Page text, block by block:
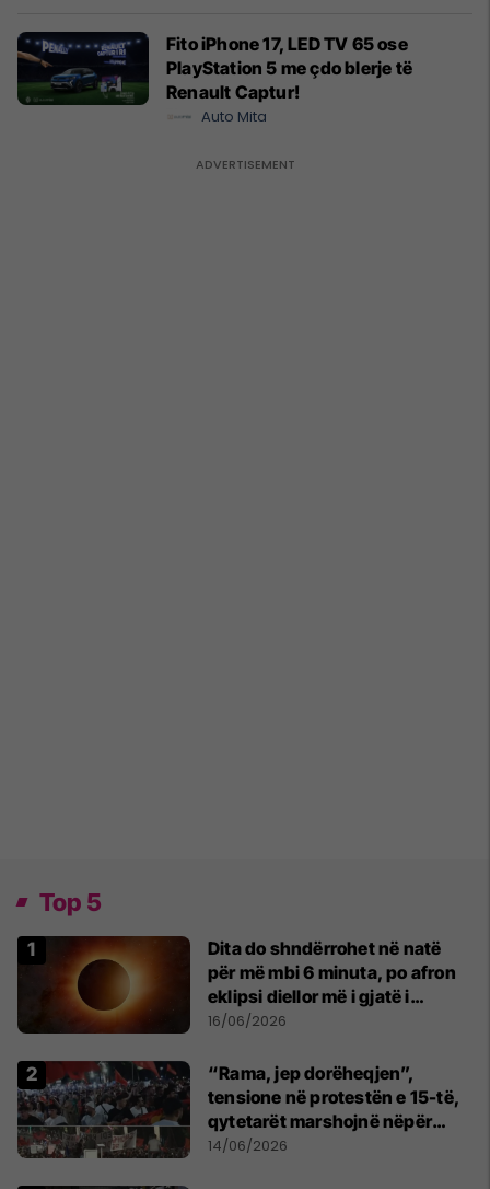
Fito iPhone 17, LED TV 65 ose
PlayStation 5 me çdo blerje të
Renault Captur!
Auto Mita
Top 5
Dita do shndërrohet në natë
për më mbi 6 minuta, po afron
eklipsi diellor më i gjatë i
shekullit të 21-të
16/06/2026
“Rama, jep dorëheqjen”,
tensione në protestën e 15-të,
qytetarët marshojnë nëpër
kryeqytet
14/06/2026